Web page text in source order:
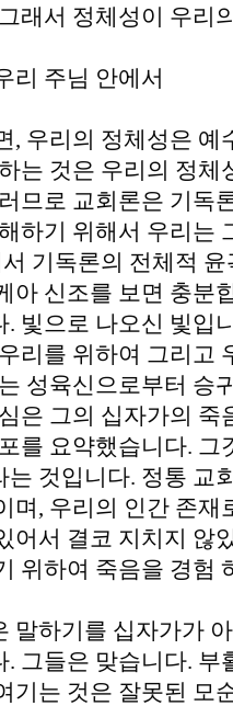
래서 정체성이 우리
리 주님 안에서
, 우리의 정체성은
는 것은 우리의 정
므로 교회론은 기독
하기 위해서 우리는
기독론의 전체적
아 신조를 보면 충분
. 빛으로 나오신 빛입
리를 위하여 그리고
성육신으로부터 승
은 그의 십자가의
를 요약했습니다.
는 것입니다. 정통 교
며, 우리의 인간 존
어서 결코 지치지 않
위하여 죽음을 경험
말하기를 십자가가
. 그들은 맞습니다.
기는 것은 잘못된 모